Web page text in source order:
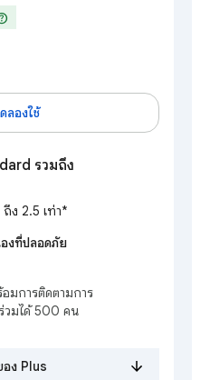
ลองใช้
รวมถึง
ง 2.5 เท่า*
งที่ปลอดภัย
มการติดตามการ
วมได้ 500 คน
อง Plus